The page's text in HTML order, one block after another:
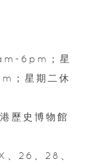
6pm；星
；星期二休
歷史博物館
、26、28、